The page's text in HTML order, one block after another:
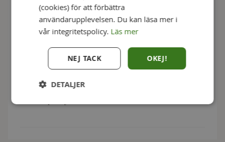
1 msk olivolja
250 g körsbärstomater
(cookies) för att förbättra
användarupplevelsen. Du kan läsa mer i
vår integritetspolicy. Läs mer
OKEJ!
NEJ TACK
DETALJER